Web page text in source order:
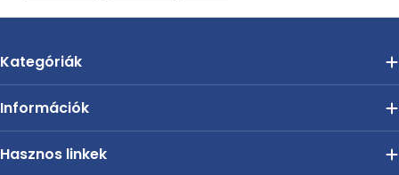
Kategóriák
Információk
Hasznos linkek